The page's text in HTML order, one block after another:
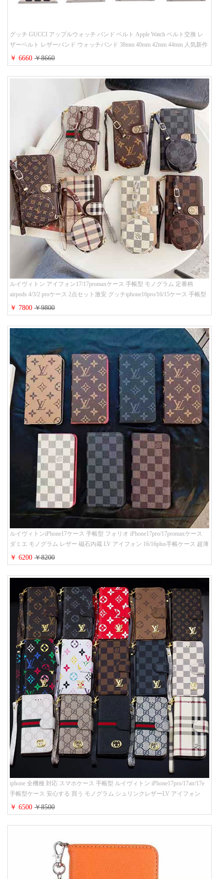
グッチ GUCCI アップルウォッチ バンド ベルト Apple Watch ベルト交換 レ
ザーベルト レザーバンド ウォッチバンド 38mm 40mm 42mm 44mm 人気新作
￥ 6660￥8660
ルイヴィトン アイフォン17/17promaxケース 手帳型 モノグラム 定番柄
airpods 4/3/2 proケース 2点セット激安 グッチiphone16pro/16/15ケース 手帳型
財布カード入り 多機能 ハイ ブランド Galaxy S25/S24/S23手帳カバー おすす
め
￥ 7800￥9800
ルイヴィトンiPhone17ケース 手帳型 フォリオ iPhone17pro/17promaxケース
ダミエ モノグラム レザー 磁石内蔵 LV アイフォン 16/16plus手帳ケース 超薄
ビジネス風 メンズ レディース おしゃれ ブランドiphone15/14/13手帳型スマ
ホケース お 揃い
￥ 6200￥8200
iphone 全機種 対応 スマホケース 手帳型 ルイヴィトン iPhone17pro/17air/17e
手帳型ケース 安心する 買う モノグラム シュリンクレザーLV アイフォン
16/16promaxスマホケース 手帳 多機能 グッチiphone15pro/14/13携帯ケース 大
人 レディース メンズ ストラップ付き
￥ 6500￥8500